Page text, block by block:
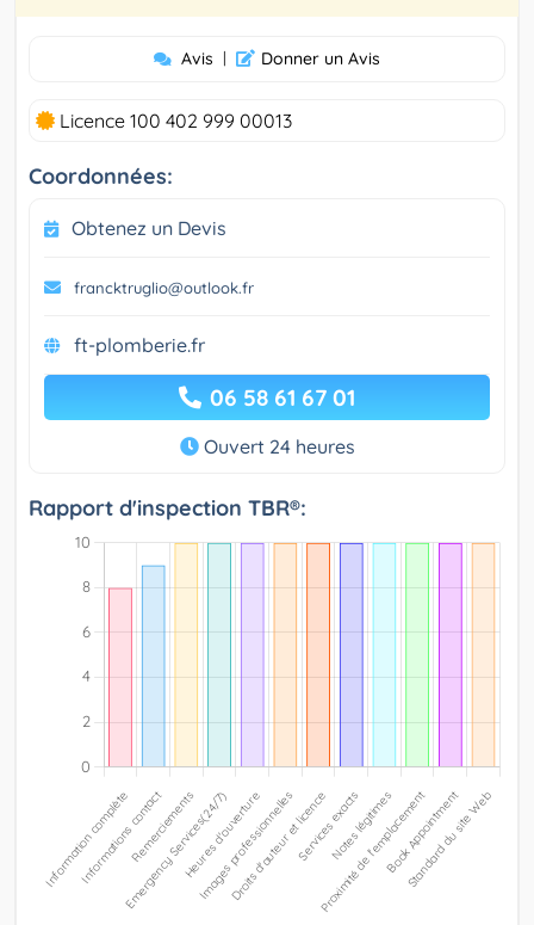
Avis | Donner un Avis
Licence 100 402 999 00013
Coordonnées:
Obtenez un Devis
francktruglio@outlook.fr
ft-plomberie.fr
06 58 61 67 01
Ouvert 24 heures
Rapport d'inspection TBR®: